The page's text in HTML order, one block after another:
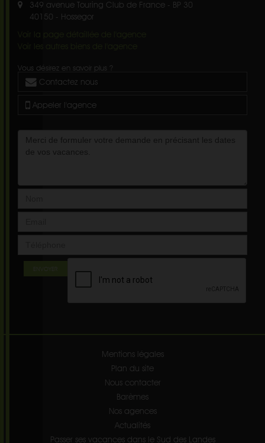
349 avenue Touring Club de France - BP 30
40150 - Hossegor
Voir la page détaillée de l'agence
Voir les autres biens de l'agence
Vous désirez en savoir plus ?
Contactez nous
Appeler l'agence
ENVOYER
Mentions légales
Plan du site
Nous contacter
Barèmes
Nos agences
Actualités
Passer ses vacances dans le Sud des Landes